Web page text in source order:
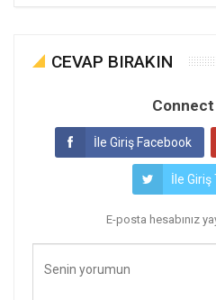
CEVAP BIRAKIN
İle Giriş Facebook
İle
E-posta hesabınız